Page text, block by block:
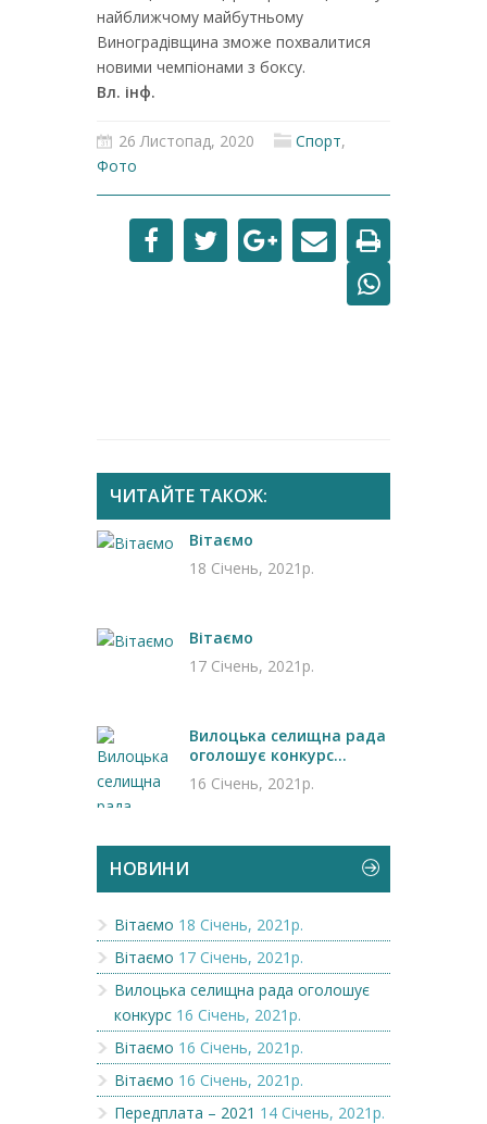
найближчому майбутньому
Виноградівщина зможе похвалитися
новими чемпіонами з боксу.
Вл. інф.
26 Листопад, 2020 Спорт,
Фото
ЧИТАЙТЕ ТАКОЖ:
Вітаємо
18 Січень, 2021р.
Вітаємо
17 Січень, 2021р.
Вилоцька селищна рада
оголошує конкурс...
16 Січень, 2021р.
НОВИНИ
Вітаємо 18 Січень, 2021р.
Вітаємо 17 Січень, 2021р.
Вилоцька селищна рада оголошує
конкурс 16 Січень, 2021р.
Вітаємо 16 Січень, 2021р.
Вітаємо 16 Січень, 2021р.
Передплата – 2021 14 Січень, 2021р.